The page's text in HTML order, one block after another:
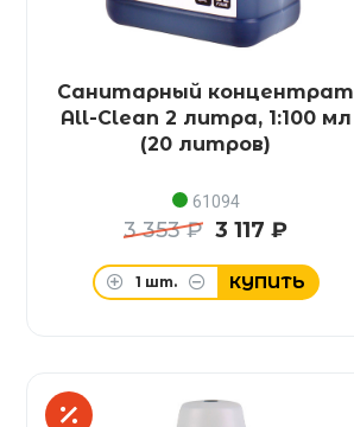
Санитарный концентрат
All-Clean 2 литра, 1:100 мл
(20 литров)
61094
3 353 ₽ 3 117 ₽
1 шт. КУПИТЬ